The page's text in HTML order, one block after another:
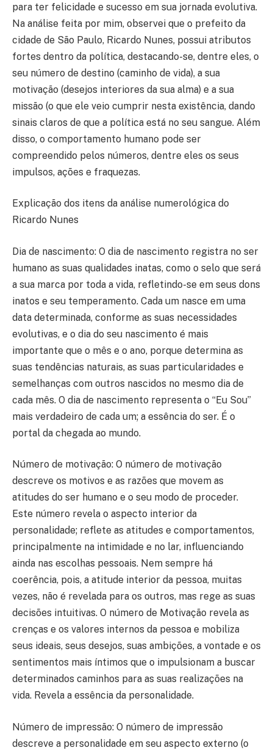
para ter felicidade e sucesso em sua jornada evolutiva.
Na análise feita por mim, observei que o prefeito da
cidade de São Paulo, Ricardo Nunes, possui atributos
fortes dentro da política, destacando-se, dentre eles, o
seu número de destino (caminho de vida), a sua
motivação (desejos interiores da sua alma) e a sua
missão (o que ele veio cumprir nesta existência, dando
sinais claros de que a política está no seu sangue. Além
disso, o comportamento humano pode ser
compreendido pelos números, dentre eles os seus
impulsos, ações e fraquezas.
Explicação dos itens da análise numerológica do
Ricardo Nunes
Dia de nascimento: O dia de nascimento registra no ser
humano as suas qualidades inatas, como o selo que será
a sua marca por toda a vida, refletindo-se em seus dons
inatos e seu temperamento. Cada um nasce em uma
data determinada, conforme as suas necessidades
evolutivas, e o dia do seu nascimento é mais
importante que o mês e o ano, porque determina as
suas tendências naturais, as suas particularidades e
semelhanças com outros nascidos no mesmo dia de
cada mês. O dia de nascimento representa o “Eu Sou”
mais verdadeiro de cada um; a essência do ser. É o
portal da chegada ao mundo.
Número de motivação: O número de motivação
descreve os motivos e as razões que movem as
atitudes do ser humano e o seu modo de proceder.
Este número revela o aspecto interior da
personalidade; reflete as atitudes e comportamentos,
principalmente na intimidade e no lar, influenciando
ainda nas escolhas pessoais. Nem sempre há
coerência, pois, a atitude interior da pessoa, muitas
vezes, não é revelada para os outros, mas rege as suas
decisões intuitivas. O número de Motivação revela as
crenças e os valores internos da pessoa e mobiliza
seus ideais, seus desejos, suas ambições, a vontade e os
sentimentos mais íntimos que o impulsionam a buscar
determinados caminhos para as suas realizações na
vida. Revela a essência da personalidade.
Número de impressão: O número de impressão
descreve a personalidade em seu aspecto externo (o